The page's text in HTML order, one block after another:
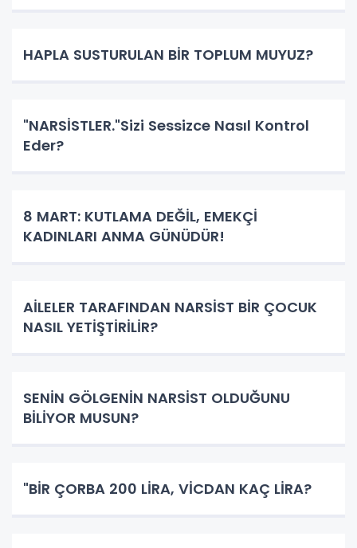
HAPLA SUSTURULAN BİR TOPLUM MUYUZ?
"NARSİSTLER."Sizi Sessizce Nasıl Kontrol
Eder?
8 MART: KUTLAMA DEĞİL, EMEKÇİ
KADINLARI ANMA GÜNÜDÜR!
AİLELER TARAFINDAN NARSİST BİR ÇOCUK
NASIL YETİŞTİRİLİR?
SENİN GÖLGENİN NARSİST OLDUĞUNU
BİLİYOR MUSUN?
"BİR ÇORBA 200 LİRA, VİCDAN KAÇ LİRA?